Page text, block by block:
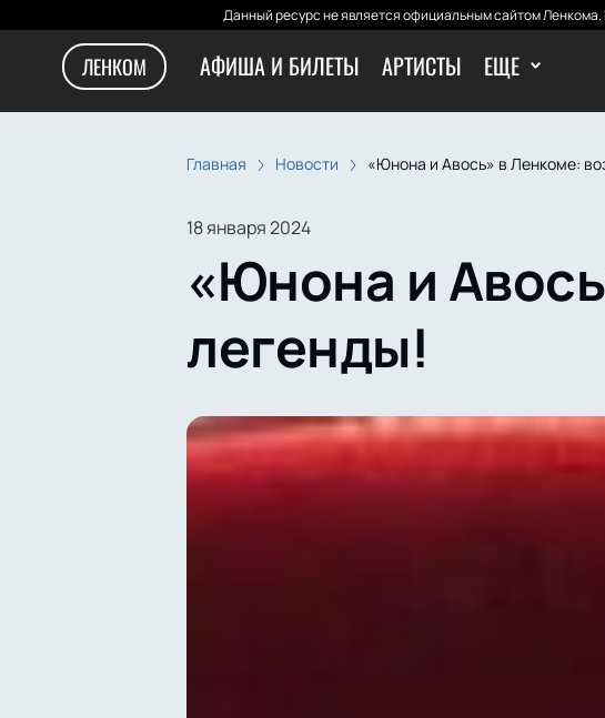
Данный ресурс не является официальным сайтом
ЛЕНКОМ АФИША И БИЛЕТЫ АРТИСТЫ ЕЩЕ
Главная Новости «Юнона и Авось» в Ленкоме:
18 января 2024
«Юнона и
легенды!